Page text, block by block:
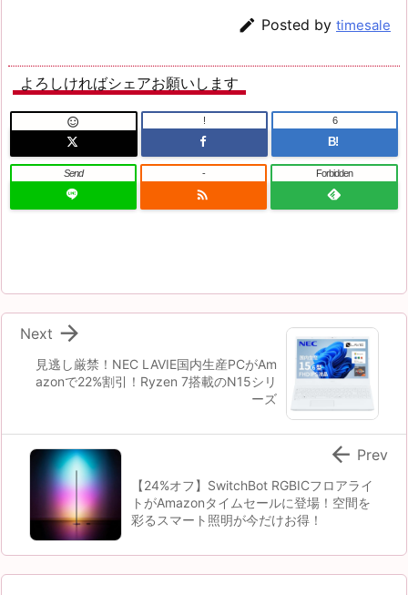
 Posted by timesale
よろしければシェアお願いします
 !
B!
6
Send

- Forbidden
見逃し厳禁！NEC LAVIE国内生産PCがAm
azonで22%割引！Ryzen 7搭載のN15シリ
ーズ

Next
【24%オフ】SwitchBot RGBICフロアライ
トがAmazonタイムセールに登場！空間を
彩るスマート照明が今だけお得！
 Prev